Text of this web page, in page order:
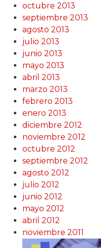
octubre 2013
septiembre 2013
agosto 2013
julio 2013
junio 2013
mayo 2013
abril 2013
marzo 2013
febrero 2013
enero 2013
diciembre 2012
noviembre 2012
octubre 2012
septiembre 2012
agosto 2012
julio 2012
junio 2012
mayo 2012
abril 2012
noviembre 2011